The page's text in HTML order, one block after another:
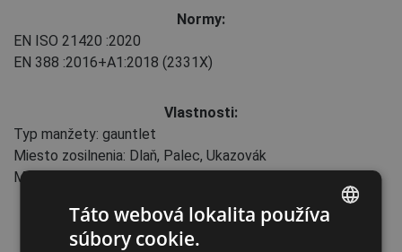
Normy:
EN ISO 21420 :2020
EN 388 :2016+A1:2018 (2331X)
Vlastnosti:
Typ manžety: gauntlet
Miesto zosilnenia: Dlaň, Palec, Ukazovák
Maloobchodné balenie
Táto webová lokalita používa
súbory cookie.